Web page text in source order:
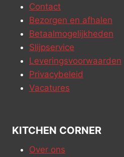
Contact
Bezorgen en afhalen
Betaalmogelijkheden
Slijpservice
Leveringsvoorwaarden
Privacybeleid
Vacatures
KITCHEN CORNER
Over ons